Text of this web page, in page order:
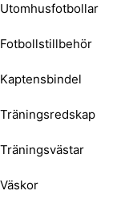
Utomhusfotbollar
Fotbollstillbehör
Kaptensbindel
Träningsredskap
Träningsvästar
Väskor